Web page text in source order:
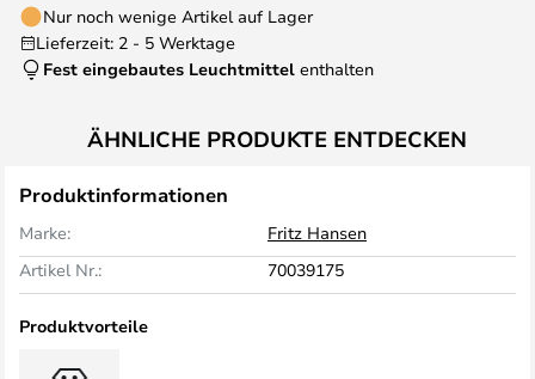
Nur noch wenige Artikel auf Lager
Lieferzeit: 2 - 5 Werktage
Fest eingebautes Leuchtmittel enthalten
ÄHNLICHE PRODUKTE ENTDECKEN
Produktinformationen
Marke:
Fritz Hansen
Artikel Nr.:
70039175
Produktvorteile